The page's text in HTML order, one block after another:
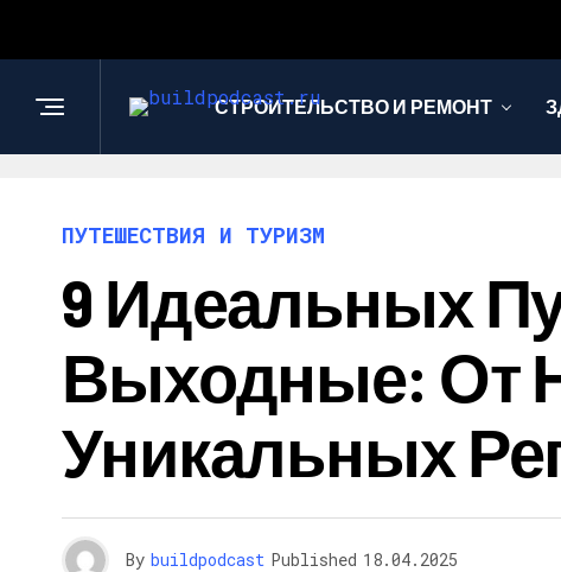
СТРОИТЕЛЬСТВО И РЕМОНТ
ПУТЕШЕСТВИЯ И ТУРИЗМ
9 Идеальных
Выходные: От
Уникальных
By buildpodcast Published 18.04.2025